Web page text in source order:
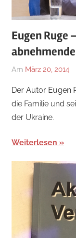
Eugen Ruge
Am März 20, 2014
Der Autor Eugen
die Familie und
der Ukraine.
Weiterlesen